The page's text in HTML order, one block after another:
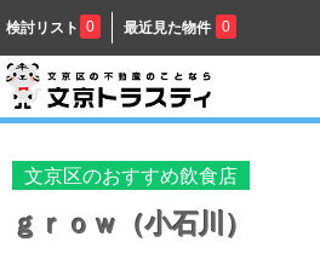
検討リスト 0 最近見た物件 0
文京区のおすすめ飲食店
ｇｒｏｗ（小石川）